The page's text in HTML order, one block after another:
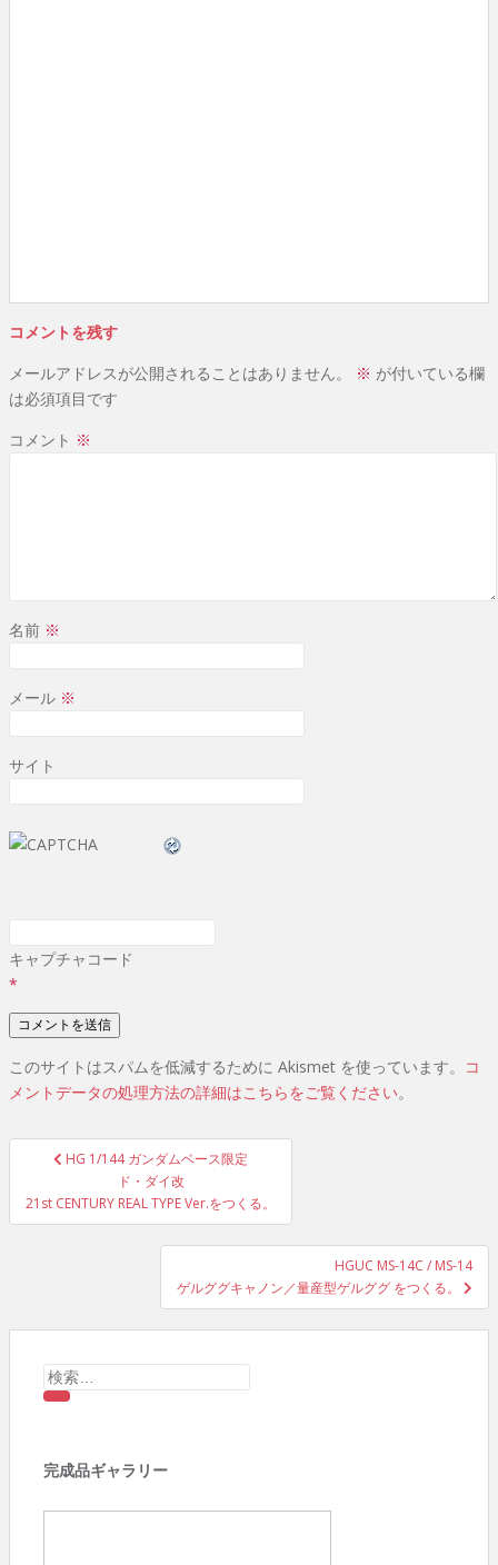
コメントを残す
メールアドレスが公開されることはありません。
※ が付いている欄
は必須項目です
コメント ※
名前 ※
メール ※
サイト
キャプチャコード
*
このサイトはスパムを低減するために Akismet を使っています。 コ
メントデータの処理方法の詳細はこちらをご覧ください。
投稿ナビゲーション
HG 1/144 ガンダムベース限定
ド・ダイ改
21st CENTURY REAL TYPE Ver.をつくる。
HGUC MS-14C / MS-14
ゲルググキャノン／量産型ゲルググ をつくる。
検索:
完成品ギャラリー